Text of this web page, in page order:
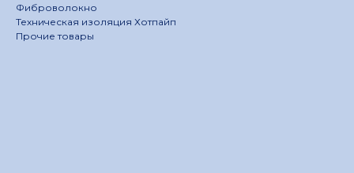
Фиброволокно
Техническая изоляция Хотпайп
Прочие товары